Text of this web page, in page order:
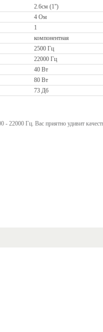
2.6см (1'')
4 Ом
1
компонентная
2500 Гц
22000 Гц
40 Вт
80 Вт
73 Дб
- 22000 Гц. Вас приятно удивит